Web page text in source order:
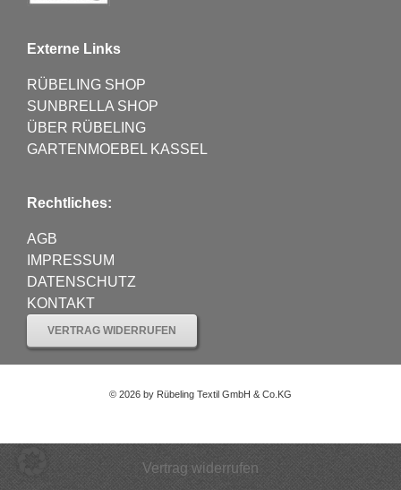
Externe Links
RÜBELING SHOP
SUNBRELLA SHOP
ÜBER RÜBELING
GARTENMOEBEL KASSEL
Rechtliches:
AGB
IMPRESSUM
DATENSCHUTZ
KONTAKT
VERTRAG WIDERRUFEN
© 2026 by Rübeling Textil GmbH & Co.KG
Vertrag widerrufen